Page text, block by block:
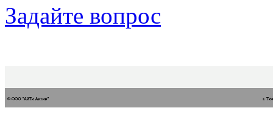
Задайте вопрос